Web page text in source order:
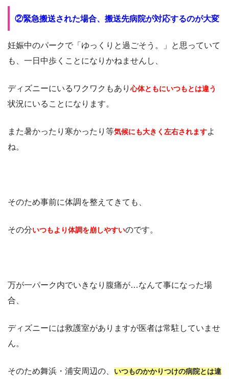
②緊急搬送された場合、搬送先病院が対応するのが大変
妊娠中のパークで「ゆっくりと過ごそう。」と思っていて
も、一日中歩くことになりかねませんし、
ディズニーにいるワクワクもあり 心体ともにいつもとは違う
状況にいることになります。
また暑かったり寒かったり等気候にも大きく左右されますよ
ね。
そのため事前に体調を整えてきても、
その分いつもより体調を崩しやすいのです。
万が一パーク内でいきなり腹痛が…なんて事になった場
合、
ディズニーには救護室がありますが医者は常駐していませ
ん。
そのため舞浜・浦安周辺の、 いつものかかりつけの病院とは違